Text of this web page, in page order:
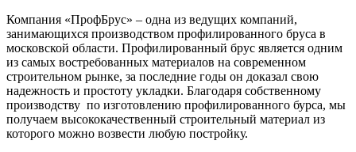
Компания «ПрофБрус» – одна из ведущих компаний,
занимающихся производством профилированного бруса в
московской области. Профилированный брус является одним
из самых востребованных материалов на современном
строительном рынке, за последние годы он доказал свою
надежность и простоту укладки. Благодаря собственному
производству по изготовлению профилированного бурса, мы
получаем высококачественный строительный материал из
которого можно возвести любую постройку.